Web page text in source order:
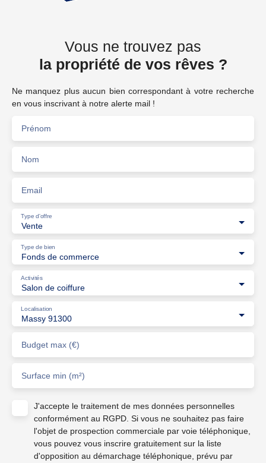
Vous ne trouvez pas
la propriété de vos rêves ?
Ne manquez plus aucun bien correspondant à votre recherche
en vous inscrivant à notre alerte mail !
Prénom
Nom
Email
Vente
Type d'offre
Fonds de commerce
Type de bien
Salon de coiffure
Activités
Massy 91300
Localisation
Budget max (€)
Surface min (m²)
J'accepte le traitement de mes données personnelles
conformément au RGPD. Si vous ne souhaitez pas faire
l'objet de prospection commerciale par voie téléphonique,
vous pouvez vous inscrire gratuitement sur la liste
d'opposition au démarchage téléphonique, prévu par